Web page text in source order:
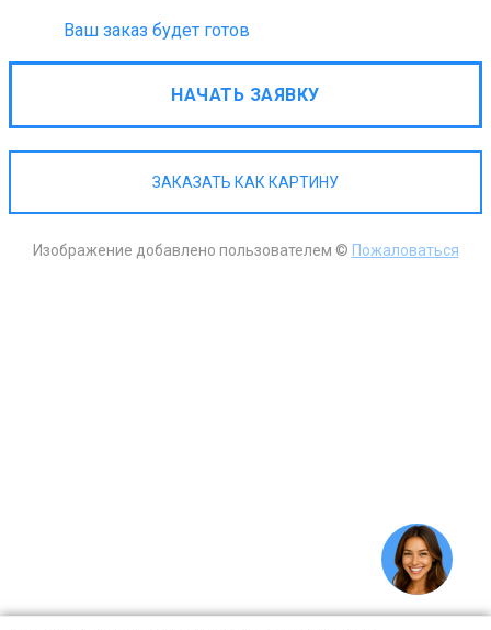
Ваш заказ будет готов
НАЧАТЬ ЗАЯВКУ
ЗАКАЗАТЬ КАК КАРТИНУ
Изображение добавлено пользователем © Пожаловаться